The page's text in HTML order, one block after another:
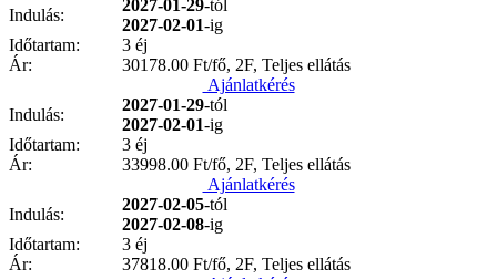
Indulás:
2027-01-29-tól
2027-02-01-ig
Időtartam:
3 éj
Ár:
30178.00 Ft/fő, 2F, Teljes ellátás
Ajánlatkérés
Indulás:
2027-01-29-tól
2027-02-01-ig
Időtartam:
3 éj
Ár:
33998.00 Ft/fő, 2F, Teljes ellátás
Ajánlatkérés
Indulás:
2027-02-05-tól
2027-02-08-ig
Időtartam:
3 éj
Ár:
37818.00 Ft/fő, 2F, Teljes ellátás